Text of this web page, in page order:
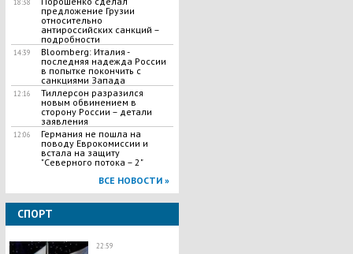
18:38
предложение Грузии
относительно
антироссийских санкций –
подробности
14:39
Bloomberg: Италия -
последняя надежда России
в попытке покончить с
санкциями Запада
12:16
Тиллерсон разразился
новым обвинением в
сторону России – детали
заявления
12:06
Германия не пошла на
поводу Еврокомиссии и
встала на защиту
"Северного потока – 2"
ВСЕ НОВОСТИ »
СПОРТ
22:59